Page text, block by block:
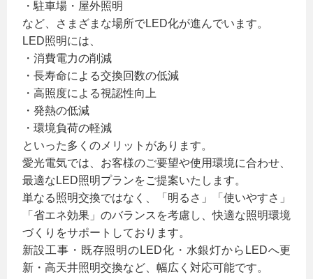
・駐車場・屋外照明
など、さまざまな場所でLED化が進んでいます。
LED照明には、
・消費電力の削減
・長寿命による交換回数の低減
・高照度による視認性向上
・発熱の低減
・環境負荷の軽減
といった多くのメリットがあります。
愛光電気では、お客様のご要望や使用環境に合わせ、
最適なLED照明プランをご提案いたします。
単なる照明交換ではなく、「明るさ」「使いやすさ」
「省エネ効果」のバランスを考慮し、快適な照明環境
づくりをサポートしております。
新設工事・既存照明のLED化・水銀灯からLEDへ更
新・高天井照明交換など、幅広く対応可能です。